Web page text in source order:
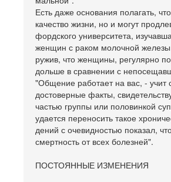
Есть даже основания полагать,
качество жизни, но и могут
фордского университета,
женщин с раком молочной
ружив, что женщины, регулярно
дольше в сравнении с
"Общение работает на вас, - учит
достоверные факты,
частью группы или половинкой
удается переносить такое
дений с очевидностью показал,
смертность от всех болезней".
ПОСТОЯННЫЕ ИЗМЕНЕНИЯ